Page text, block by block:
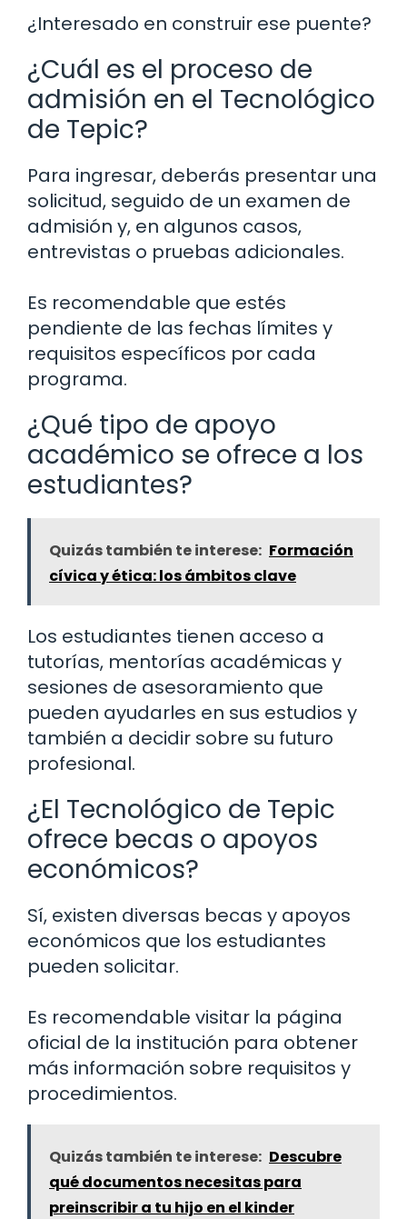
¿Interesado en construir ese puente?
¿Cuál es el proceso de
admisión en el Tecnológico
de Tepic?
Para ingresar, deberás presentar una
solicitud, seguido de un examen de
admisión y, en algunos casos,
entrevistas o pruebas adicionales.
Es recomendable que estés
pendiente de las fechas límites y
requisitos específicos por cada
programa.
¿Qué tipo de apoyo
académico se ofrece a los
estudiantes?
Quizás también te interese: Formación
cívica y ética: los ámbitos clave
Los estudiantes tienen acceso a
tutorías, mentorías académicas y
sesiones de asesoramiento que
pueden ayudarles en sus estudios y
también a decidir sobre su futuro
profesional.
¿El Tecnológico de Tepic
ofrece becas o apoyos
económicos?
Sí, existen diversas becas y apoyos
económicos que los estudiantes
pueden solicitar.
Es recomendable visitar la página
oficial de la institución para obtener
más información sobre requisitos y
procedimientos.
Quizás también te interese: Descubre
qué documentos necesitas para
preinscribir a tu hijo en el kinder